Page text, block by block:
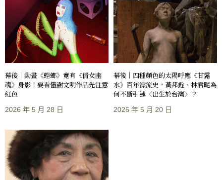
幕後｜動畫《螳螂》竟有《倩女幽
魂》身影！要看懂謝文明作品先注意
紅色
2026 年 5 月 28 日
幕後｜四種顏色的太陽呼應《甘露
水》百年漂流史，黃邦銓、林君昵為
何不斷引述〈出生於台灣〉？
2026 年 5 月 20 日